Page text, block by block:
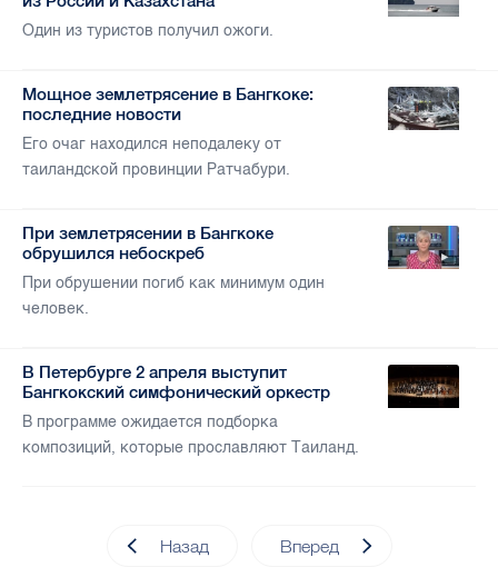
Один из туристов получил ожоги.
Мощное землетрясение в Бангкоке:
последние новости
Его очаг находился неподалеку от
таиландской провинции Ратчабури.
При землетрясении в Бангкоке
обрушился небоскреб
При обрушении погиб как минимум один
человек.
В Петербурге 2 апреля выступит
Бангкокский симфонический оркестр
В программе ожидается подборка
композиций, которые прославляют Таиланд.
Назад Вперед